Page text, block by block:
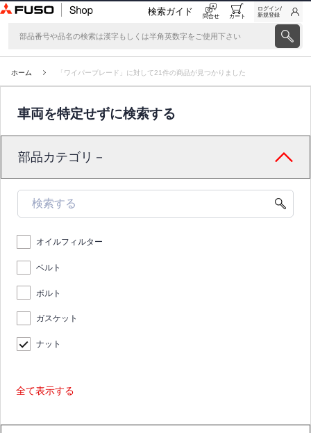
検索ガイド 問合せ カート
ログイン/
新規登録
ホーム 「ワイパーブレード」に対して21件の商品が見つかりました
車両を特定せずに検索する
部品カテゴリ－
オイルフィルター
ベルト
ボルト
ガスケット
ナット
全て表示する